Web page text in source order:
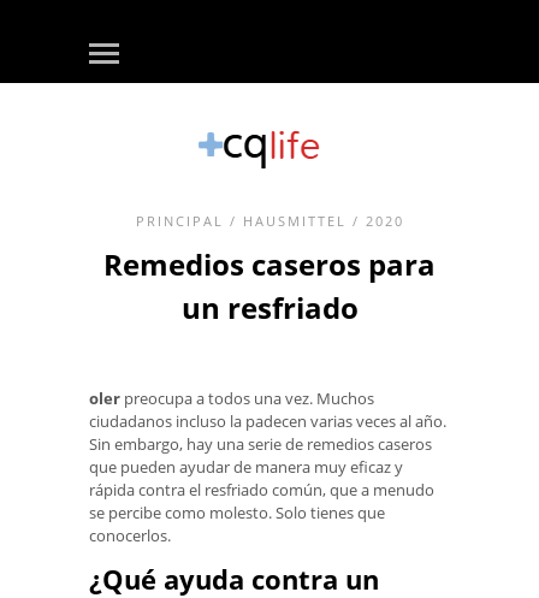
PRINCIPAL / HAUSMITTEL / 2020
Remedios caseros para
un resfriado
oler preocupa a todos una vez. Muchos
ciudadanos incluso la padecen varias veces al año.
Sin embargo, hay una serie de remedios caseros
que pueden ayudar de manera muy eficaz y
rápida contra el resfriado común, que a menudo
se percibe como molesto. Solo tienes que
conocerlos.
¿Qué ayuda contra un